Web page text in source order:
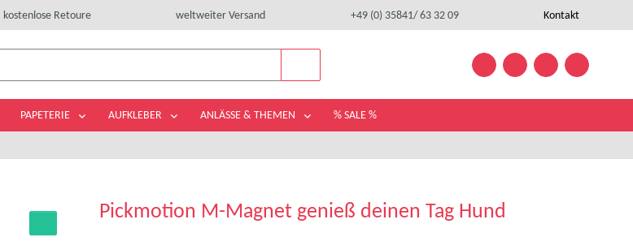
kostenlose Retoure weltweiter Versand +49 (0) 35841/ 63 32 09 Kontakt
PAPETERIE AUFKLEBER ANLÄSSE & THEMEN % SALE %
Pickmotion M-Magnet genieß deinen Tag Hund